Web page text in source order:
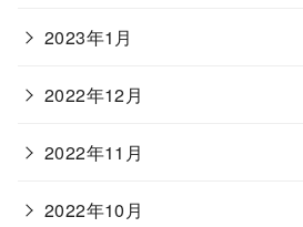
2023年1月
2022年12月
2022年11月
2022年10月